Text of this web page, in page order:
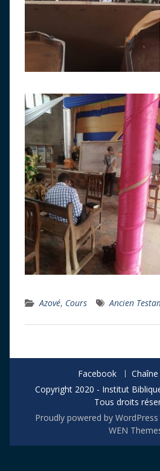
Azové, Cours Ancien
Facebook
Copyright 2020 - Institut
Tous droits
Proudly powered by WordPress
WEN